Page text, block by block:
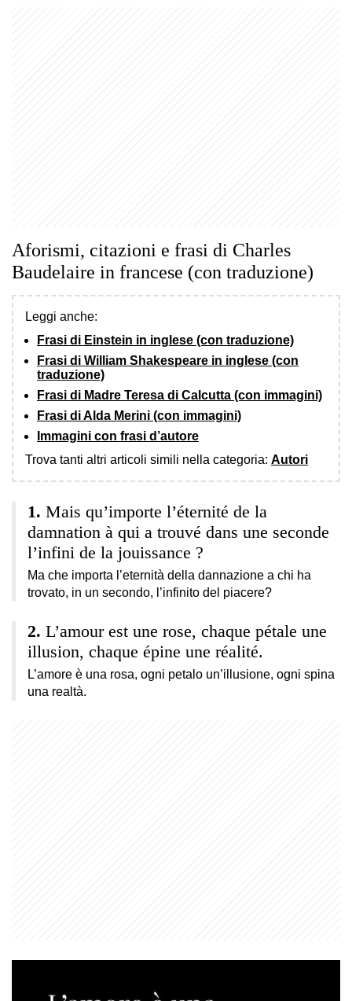
Aforismi, citazioni e frasi di Charles
Baudelaire in francese (con traduzione)
Leggi anche:
Frasi di Einstein in inglese (con traduzione)
Frasi di William Shakespeare in inglese (con
traduzione)
Frasi di Madre Teresa di Calcutta (con immagini)
Frasi di Alda Merini (con immagini)
Immagini con frasi d’autore
Trova tanti altri articoli simili nella categoria: Autori
Mais qu’importe l’éternité de la
damnation à qui a trouvé dans une seconde
l’infini de la jouissance ?
Ma che importa l’eternità della dannazione a chi ha
trovato, in un secondo, l’infinito del piacere?
L’amour est une rose, chaque pétale une
illusion, chaque épine une réalité.
L’amore è una rosa, ogni petalo un’illusione, ogni spina
una realtà.